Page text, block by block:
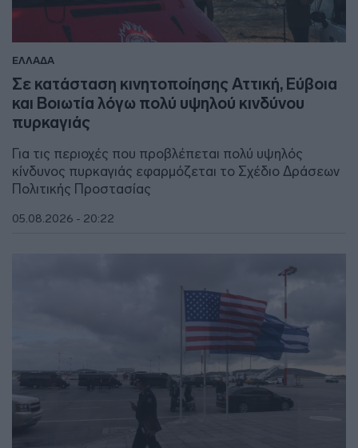
ΕΛΛΑΔΑ
Σε κατάσταση κινητοποίησης Αττική, Εύβοια
και Βοιωτία λόγω πολύ υψηλού κινδύνου
πυρκαγιάς
Για τις περιοχές που προβλέπεται πολύ υψηλός
κίνδυνος πυρκαγιάς εφαρμόζεται το Σχέδιο Δράσεων
Πολιτικής Προστασίας
05.08.2026 - 20:22